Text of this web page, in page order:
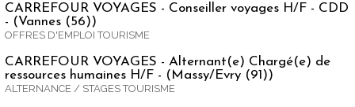
CARREFOUR VOYAGES - Conseiller voyages H/F - CDD
- (Vannes (56))
OFFRES D'EMPLOI TOURISME
CARREFOUR VOYAGES - Alternant(e) Chargé(e) de
ressources humaines H/F - (Massy/Evry (91))
ALTERNANCE / STAGES TOURISME